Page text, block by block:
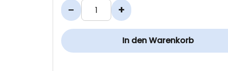
− +
In den Warenkorb